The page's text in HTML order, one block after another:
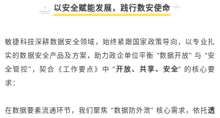
以安全赋能发展，践行数安使命
敏捷科技深耕数据安全领域，始终紧跟国家政策导向，以专业扎
实的数据安全产品及方案，助力政企单位平衡 “数据开放” 与 “安
全管控”，契合《工作要点》中 “开放、共享、安全” 的核心要
求：
在数据要素流通环节，我们聚焦 “数据防外泄” 核心需求，依托透